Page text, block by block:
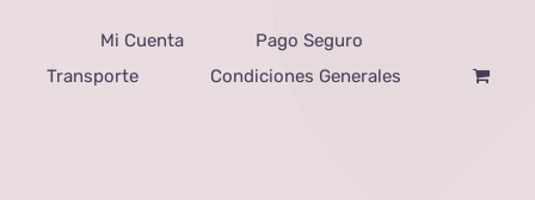
Mi Cuenta
Pago Seguro
Transporte
Condiciones Generales